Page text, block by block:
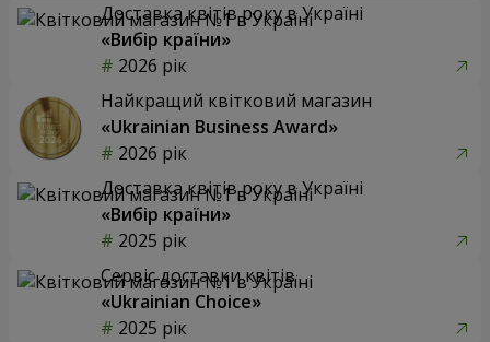
Доставка квітів року в Україні
«Вибір країни»
2026 рік
Найкращий квітковий магазин
«Ukrainian Business Award»
2026 рік
Доставка квітів року в Україні
«Вибір країни»
2025 рік
Сервіс доставки квітів
«Ukrainian Choice»
2025 рік